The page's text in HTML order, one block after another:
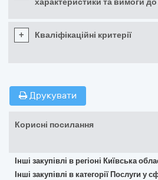
характеристики та вимоги
+ Кваліфікаційні критерії
Друкувати
Корисні посилання
Інші закупівлі в регіоні Київська
Інші закупівлі в категорії Послуги у